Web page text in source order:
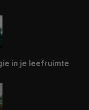
in je leefruimte